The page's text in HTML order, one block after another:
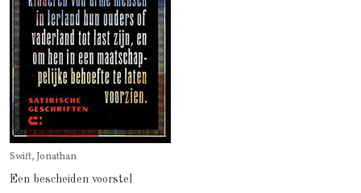
Swift, Jonathan
Een bescheiden voorstel